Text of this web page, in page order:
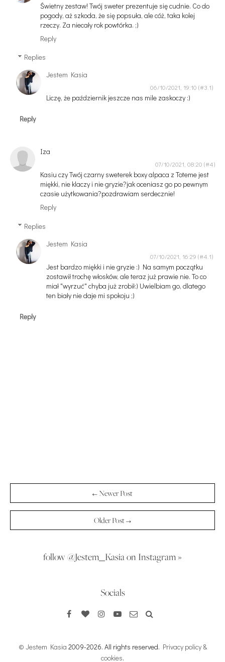
Świetny zestaw! Twój sweter prezentuje się cudnie. Co do
pogody, aż szkoda, że się popsuła, ale cóż, taka kolej
rzeczy. Za niecały rok powtórka. ;)
Reply
Replies
Jestem Kasia
06/10/2021, 19:10
Liczę, że październik jeszcze nas mile zaskoczy :)
Reply
Iza
07/10/2021, 08:20
Kasiu czy Twój czarny sweterek boxy alpaca z Toteme jest
miękki, nie klaczy i nie gryzie?jak oceniasz go po pewnym
czasie użytkowania?pozdrawiam serdecznie!
Reply
Replies
Jestem Kasia
07/10/2021, 16:29
Jest bardzo miękki i nie gryzie :) Na samym początku
zostawił trochę włosków, ale teraz już prawie nie. To co
miał "wyrzuć" chyba już zrobił:) Uwielbiam go, dlatego
ten biały nie daje mi spokoju ;)
Reply
← Newer Post
Older Post →
follow @Jestem_Kasia on Instagram »
Socials
© Jestem Kasia 2009-2026. All rights reserved. Privacy policy &
cookies.